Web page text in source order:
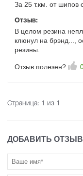
За 25 т.км. от шипов
Отзыв:
В целом резина
клюнул на брэнд...,
резины.
Отзыв полезен?
Страница: 1 из 1
ДОБАВИТЬ ОТЗЫВ